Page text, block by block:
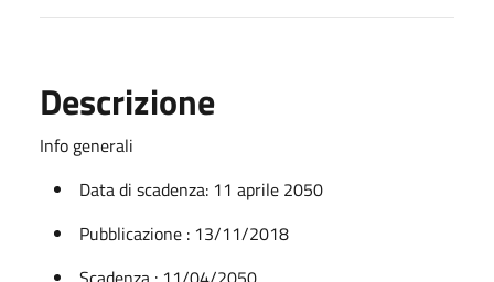
Descrizione
Info generali
Data di scadenza: 11 aprile 2050
Pubblicazione : 13/11/2018